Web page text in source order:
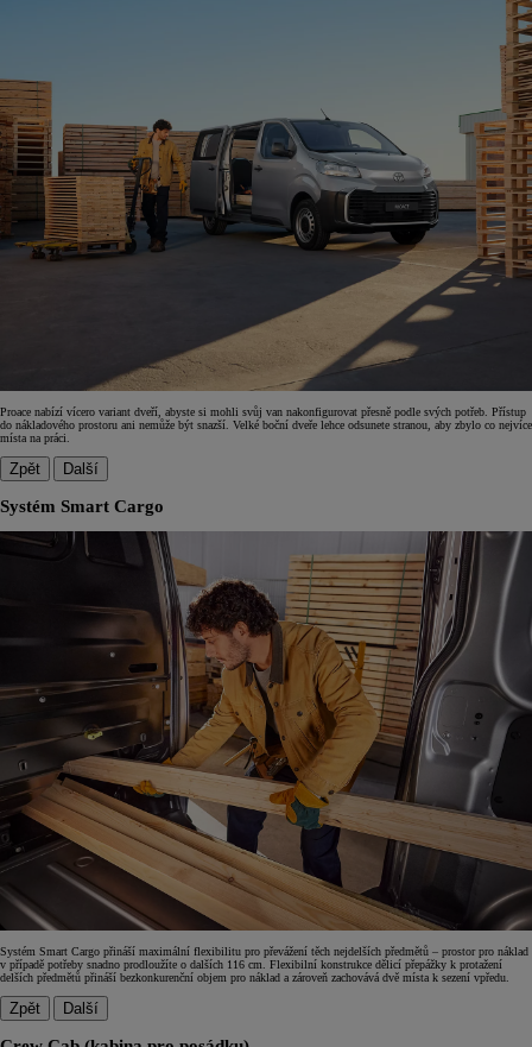
Proace nabízí vícero variant dveří, abyste si mohli svůj van nakonfigurovat přesně podle svých potřeb. Přístup
do nákladového prostoru ani nemůže být snazší. Velké boční dveře lehce odsunete stranou, aby zbylo co nejvíce
místa na práci.
Zpět Další
Systém Smart Cargo
Systém Smart Cargo přináší maximální flexibilitu pro převážení těch nejdelších předmětů – prostor pro náklad
v případě potřeby snadno prodloužíte o dalších 116 cm. Flexibilní konstrukce dělicí přepážky k protažení
delších předmětů přináší bezkonkurenční objem pro náklad a zároveň zachovává dvě místa k sezení vpředu.
Zpět Další